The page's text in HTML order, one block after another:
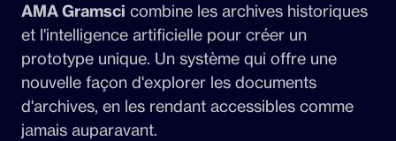
AMA Gramsci combine les archives historiques
et l'intelligence artificielle pour créer un
prototype unique. Un système qui offre une
nouvelle façon d'explorer les documents
d'archives, en les rendant accessibles comme
jamais auparavant.